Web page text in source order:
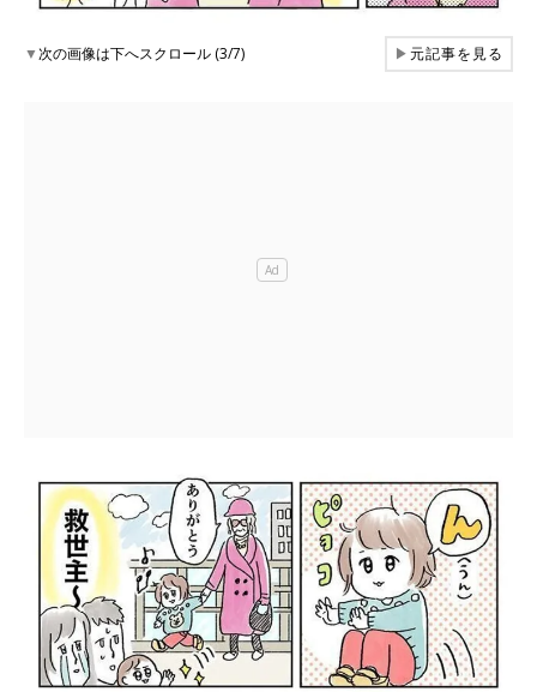
▼次の画像は下へスクロール (3/7) ▶元記事を見る